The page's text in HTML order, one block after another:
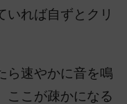
いれば自ずとクリ
ら速やかに音を鳴
ここが疎かになる